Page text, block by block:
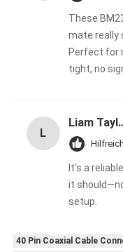
These
mate really
Perfect for
tight, no
L
It's a
it
setup.
40 Pin Coaxial Cable